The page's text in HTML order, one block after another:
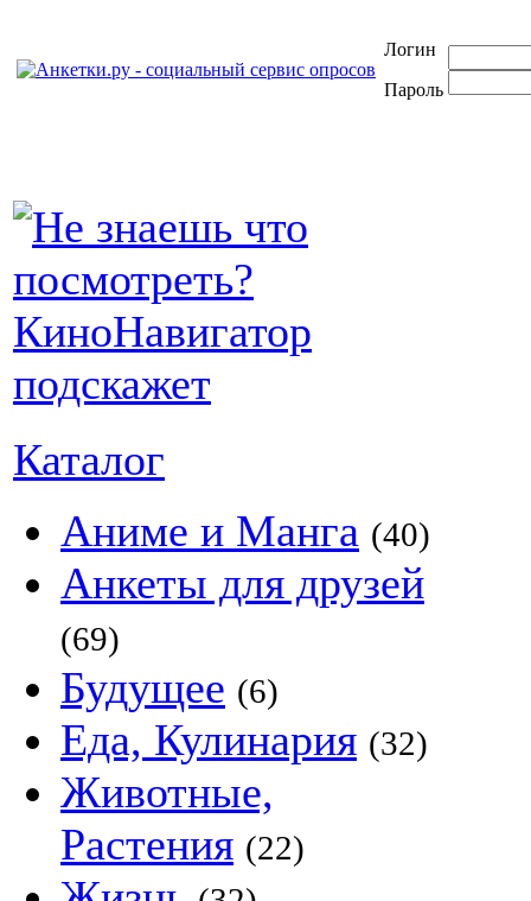
Логин
Пароль
Каталог
Аниме и Манга (40)
Анкеты для друзей
(69)
Будущее (6)
Еда, Кулинария (32)
Животные,
Растения (22)